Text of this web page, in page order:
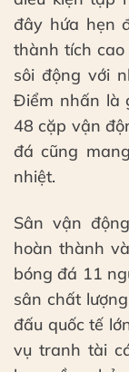
đây hứa hẹn
thành tích cao
sôi động với
Điểm nhấn là
48 cặp vận
đá cũng
nhiệt.
Sân vận
hoàn thành
bóng đá 11
sân chất
đấu quốc tế
vụ tranh tài